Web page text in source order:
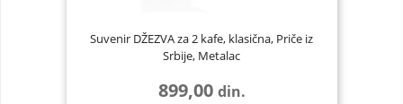
Suvenir DŽEZVA za 2 kafе, klasična, Priče iz
Srbije, Metalac
899,00 din.